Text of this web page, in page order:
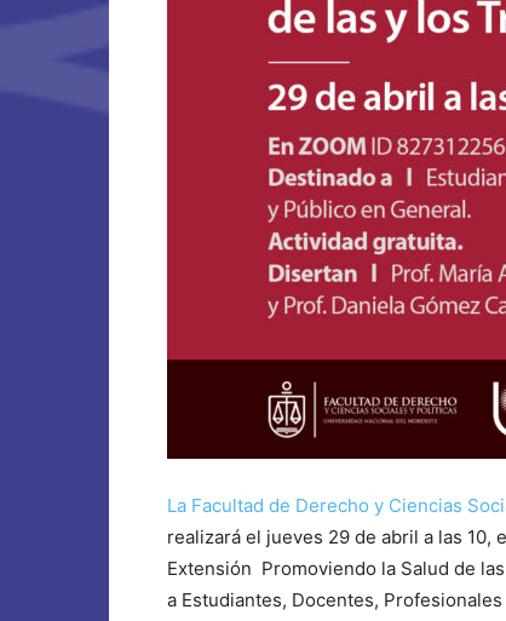
La Facultad de Derecho y Ciencias
realizará el jueves 29 de abril a las 10,
Extensión Promoviendo la Salud de
a Estudiantes, Docentes,